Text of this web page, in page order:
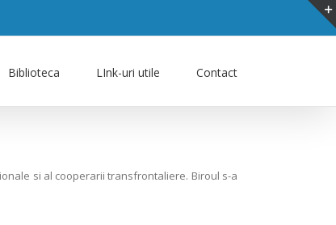
Biblioteca LInk-uri utile Contact
si al cooperarii transfrontaliere. Biroul s-a